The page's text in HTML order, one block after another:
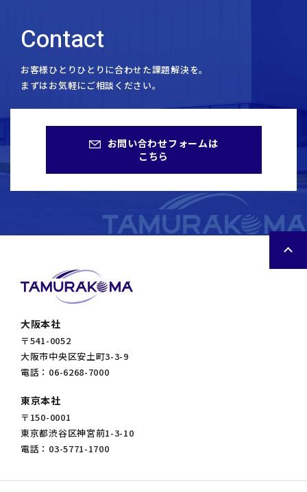
Contact
お客様ひとりひとりに合わせた課題解決を。
まずはお気軽にご相談ください。
お問い合わせフォームは
こちら
大阪本社
〒541-0052
大阪市中央区安土町3-3-9
電話：06-6268-7000
東京本社
〒150-0001
東京都渋谷区神宮前1-3-10
電話：03-5771-1700